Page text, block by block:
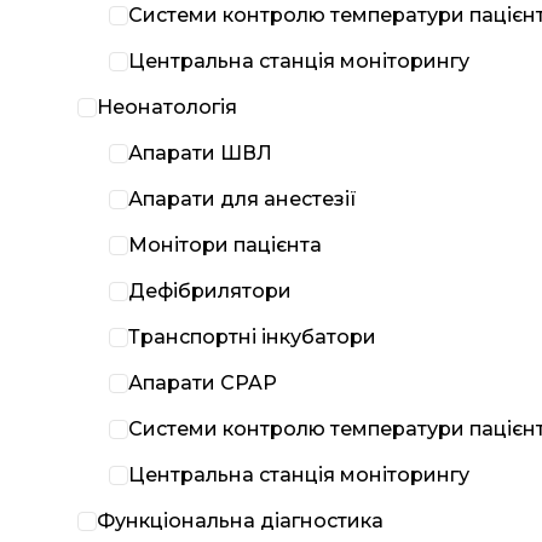
Системи контролю температури
Центральна станція моніторингу
Неонатологія
Апарати ШВЛ
Апарати для анестезії
Монітори пацієнта
Дефібрилятори
Транспортні інкубатори
Апарати CPAP
Системи контролю температури
Центральна станція моніторингу
Функціональна діагностика